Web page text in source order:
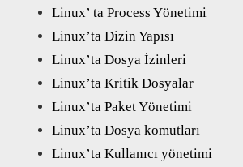
Linux’ ta Process Yönetimi
Linux’ta Dizin Yapısı
Linux’ta Dosya İzinleri
Linux’ta Kritik Dosyalar
Linux’ta Paket Yönetimi
Linux’ta Dosya komutları
Linux’ta Kullanıcı yönetimi